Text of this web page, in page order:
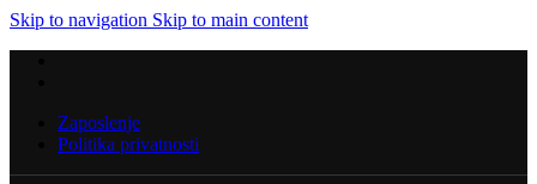
Skip to navigation Skip to main content
Zaposlenje
Politika privatnosti